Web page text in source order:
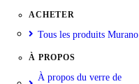
ACHETER
Tous les produits Murano
À PROPOS
À propos du verre de